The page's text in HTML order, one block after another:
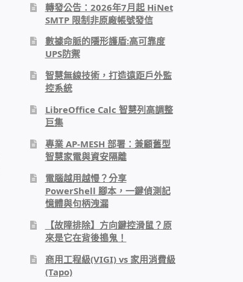
轉發公告：2026年7月起 HiNet
SMTP 限制非原廠帳號發信
數據命脈的隱形護盾:高可靠度
UPS防禦
智慧無線技術，打造遠距戶外監
控系統
LibreOffice Calc 智慧列高調整
巨集
專業 AP-MESH 部署：兼顧舊型
智慧家電與資安隔離
電腦越用越慢？分享
PowerShell 腳本，一鍵偵測記
憶體與句柄洩漏
【故障排除】方向鍵控滑鼠？原
來是它在背後搗鬼！
商用工程級(VIGI) vs 家用消費級
(Tapo)